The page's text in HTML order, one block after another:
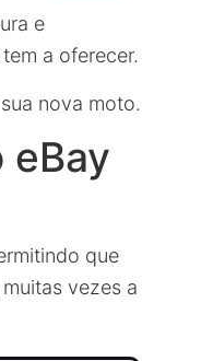
e
a oferecer.
nova moto.
eBay
que
vezes a